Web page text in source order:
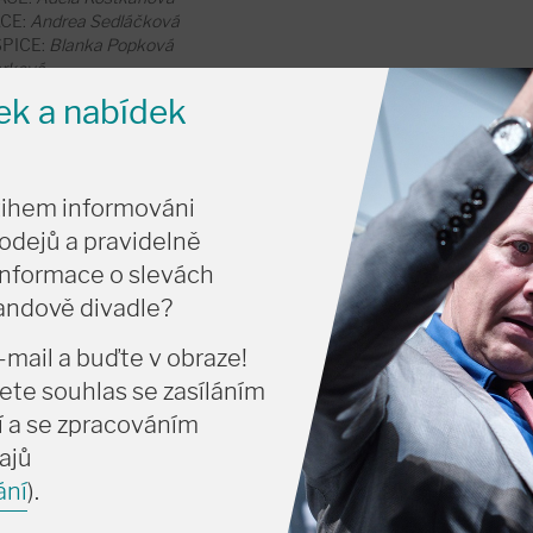
Andrea Sedláčková
Blanka Popková
ze života zmíněných osobností. Události v ní jsou však
Toyen, první
PROSTOR, nakladatelství, s.r.o., Praha 2023).
z knihy Aloysiuse Bertranda Kašpar noci
a texty
Heislera.
a nabídek
informováni
a pravidelně
o slevách
divadle?
a buďte v obraze!
souhlas se zasíláním
se zpracováním
).